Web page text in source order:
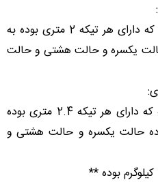
نردبان مفصلی 4 متری 4 تیکه که دارای هر تیکه 2 متری بوده به
یکسره و حالت هشتی و حالت
نردبان مفصلی 4 متری 4 تیکه که دارای هر تیکه 2.4 متری بوده
حالت یکسره و حالت هشتی و